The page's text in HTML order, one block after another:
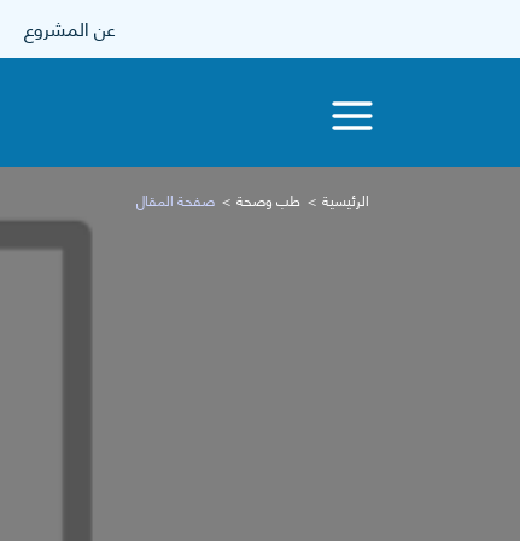
عن المشروع
الرئيسية طب وصحة صفحة المقال